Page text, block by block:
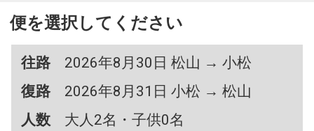
便を選択してください
往路
2026年8月30日 松山 → 小松
復路
2026年8月31日 小松 → 松山
人数
大人2名・子供0名